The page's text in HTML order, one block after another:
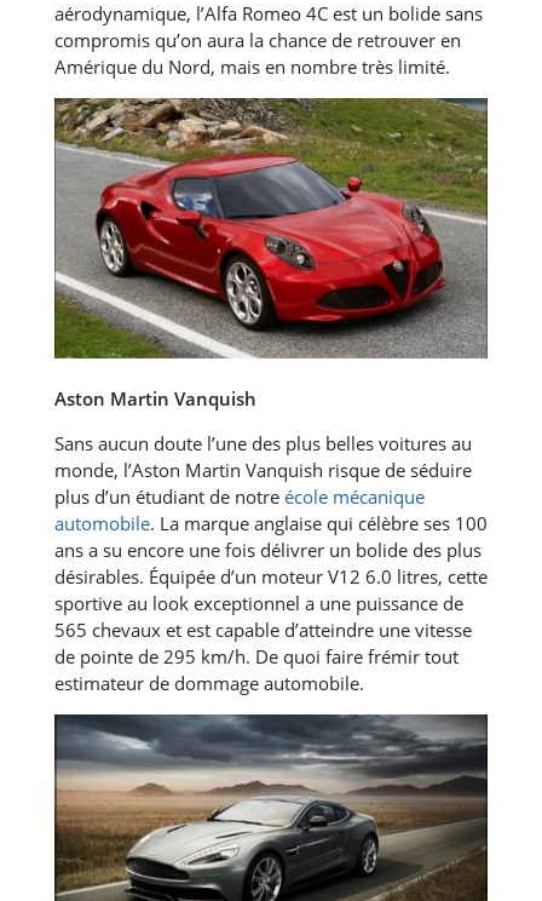
aérodynamique, l’Alfa Romeo 4C est un bolide sans
compromis qu’on aura la chance de retrouver en
Amérique du Nord, mais en nombre très limité.
Aston Martin Vanquish
Sans aucun doute l’une des plus belles voitures au
monde, l’Aston Martin Vanquish risque de séduire
plus d’un étudiant de notre école mécanique
automobile. La marque anglaise qui célèbre ses 100
ans a su encore une fois délivrer un bolide des plus
désirables. Équipée d’un moteur V12 6.0 litres, cette
sportive au look exceptionnel a une puissance de
565 chevaux et est capable d’atteindre une vitesse
de pointe de 295 km/h. De quoi faire frémir tout
estimateur de dommage automobile.